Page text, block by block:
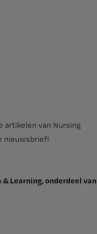
artikelen van Nursing
nieuwsbrief!
Learning, onderdeel van